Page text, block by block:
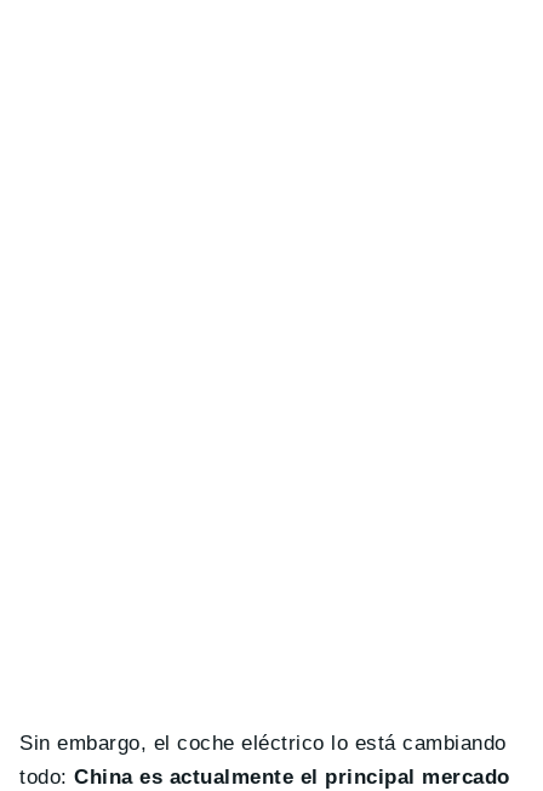
Sin embargo, el coche eléctrico lo está cambiando
todo:China es actualmente el principal mercado